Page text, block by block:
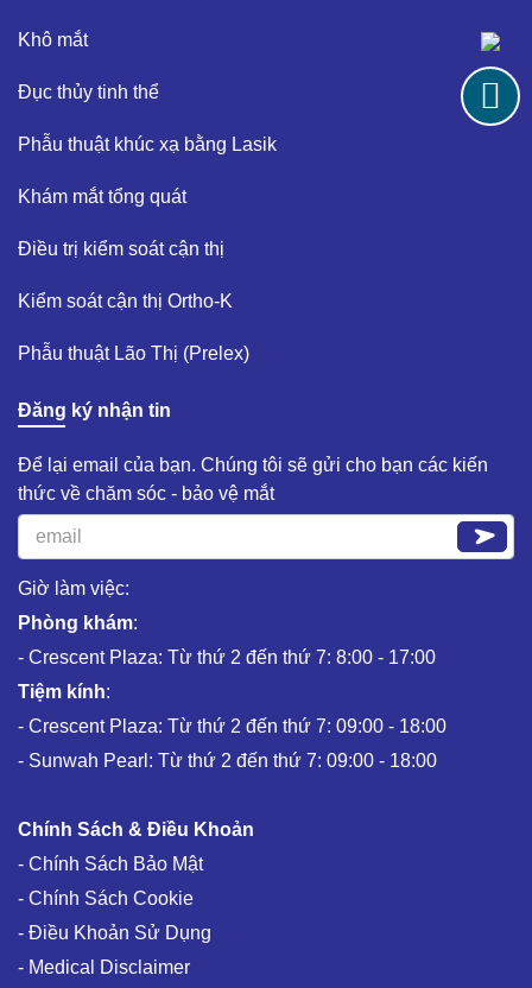
Khô mắt​
Đục thủy tinh thể ​
Phẫu thuật khúc xạ bằng Lasik​
Khám mắt tổng quát​
Điều trị kiểm soát cận thị ​
Kiểm soát cận thị Ortho-K​
Phẫu thuật Lão Thị (Prelex)​
Đăng ký nhận tin
Để lại email của bạn. Chúng tôi sẽ gửi cho bạn các kiến
thức về chăm sóc - bảo vệ mắt
Giờ làm việc:
Phòng khám:
- Crescent Plaza: Từ thứ 2 đến thứ 7: 8:00 - 17:00
Tiệm kính:
- Crescent Plaza: Từ thứ 2 đến thứ 7: 09:00 - 18:00
- Sunwah Pearl: Từ thứ 2 đến thứ 7: 09:00 - 18:00
Chính Sách & Điều Khoản
- Chính Sách Bảo Mật
- Chính Sách Cookie
- Điều Khoản Sử Dụng
- Medical Disclaimer